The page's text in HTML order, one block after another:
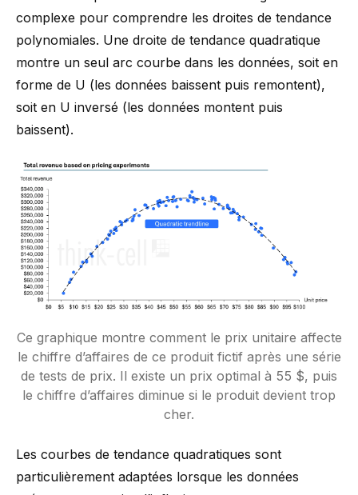
complexe pour comprendre les droites de tendance
polynomiales. Une droite de tendance quadratique
montre un seul arc courbe dans les données, soit en
forme de U (les données baissent puis remontent),
soit en U inversé (les données montent puis
baissent).
Ce graphique montre comment le prix unitaire affecte
le chiffre d’affaires de ce produit fictif après une série
de tests de prix. Il existe un prix optimal à 55 $, puis
le chiffre d’affaires diminue si le produit devient trop
cher.
Les courbes de tendance quadratiques sont
particulièrement adaptées lorsque les données